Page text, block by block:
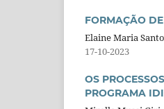
FORMAÇÃO
Elaine Maria
17-10-2023
OS
PROGRAMA